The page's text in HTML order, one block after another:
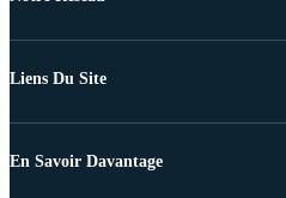
Liens Du Site
En Savoir Davantage